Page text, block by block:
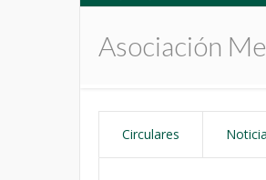
Asociación
Circulares